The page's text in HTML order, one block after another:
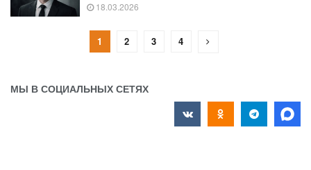
18.03.2026
1 2 3 4
МЫ В СОЦИАЛЬНЫХ СЕТЯХ